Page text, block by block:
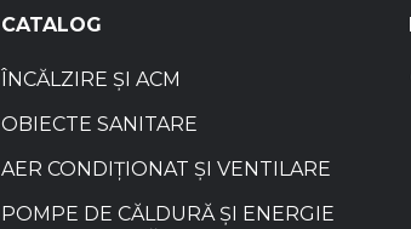
CATALOG
ÎNCĂLZIRE ȘI ACM
OBIECTE SANITARE
AER CONDIȚIONAT ȘI VENTILARE
POMPE DE CĂLDURĂ ȘI ENERGIE